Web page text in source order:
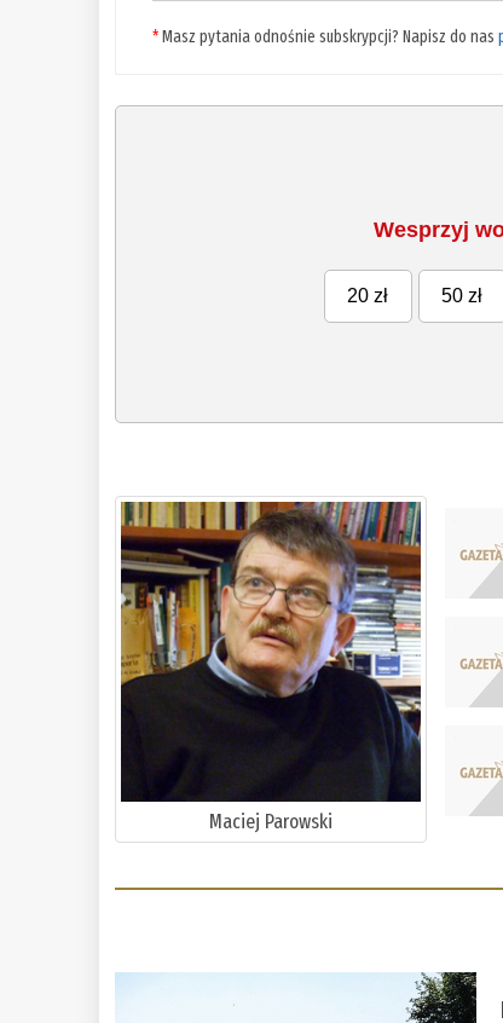
*Masz pytania odnośnie subskrypcji? Napisz do nas
Wesprzyj
20 zł 50 zł
Maciej Parowski